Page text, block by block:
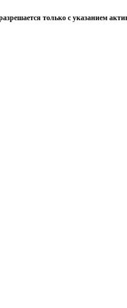
только с указанием